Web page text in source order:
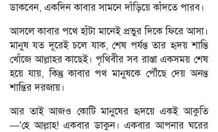
ডাকবেন, একদিন কাবার সামনে দাঁড়িয়ে কাঁদতে পারব।
​আসলে কাবার পথে হাঁটা মানেই প্রভুর দিকে ফিরে আসা।
মানুষ যত দূরেই চলে যাক, শেষ পর্যন্ত তার হৃদয় শান্তি
খোঁজে আল্লাহর কাছেই। পৃথিবীর সব রাস্তা একসময় শেষ
হয়ে যায়, কিন্তু কাবার পথ মানুষকে পৌঁছে দেয় অনন্ত
শান্তির দরজায়।
​আর তাই আজও কোটি মানুষের হৃদয়ে একই আকুতি
—'হে আল্লাহ! একবার ডাকুন। একবার আপনার ঘরের